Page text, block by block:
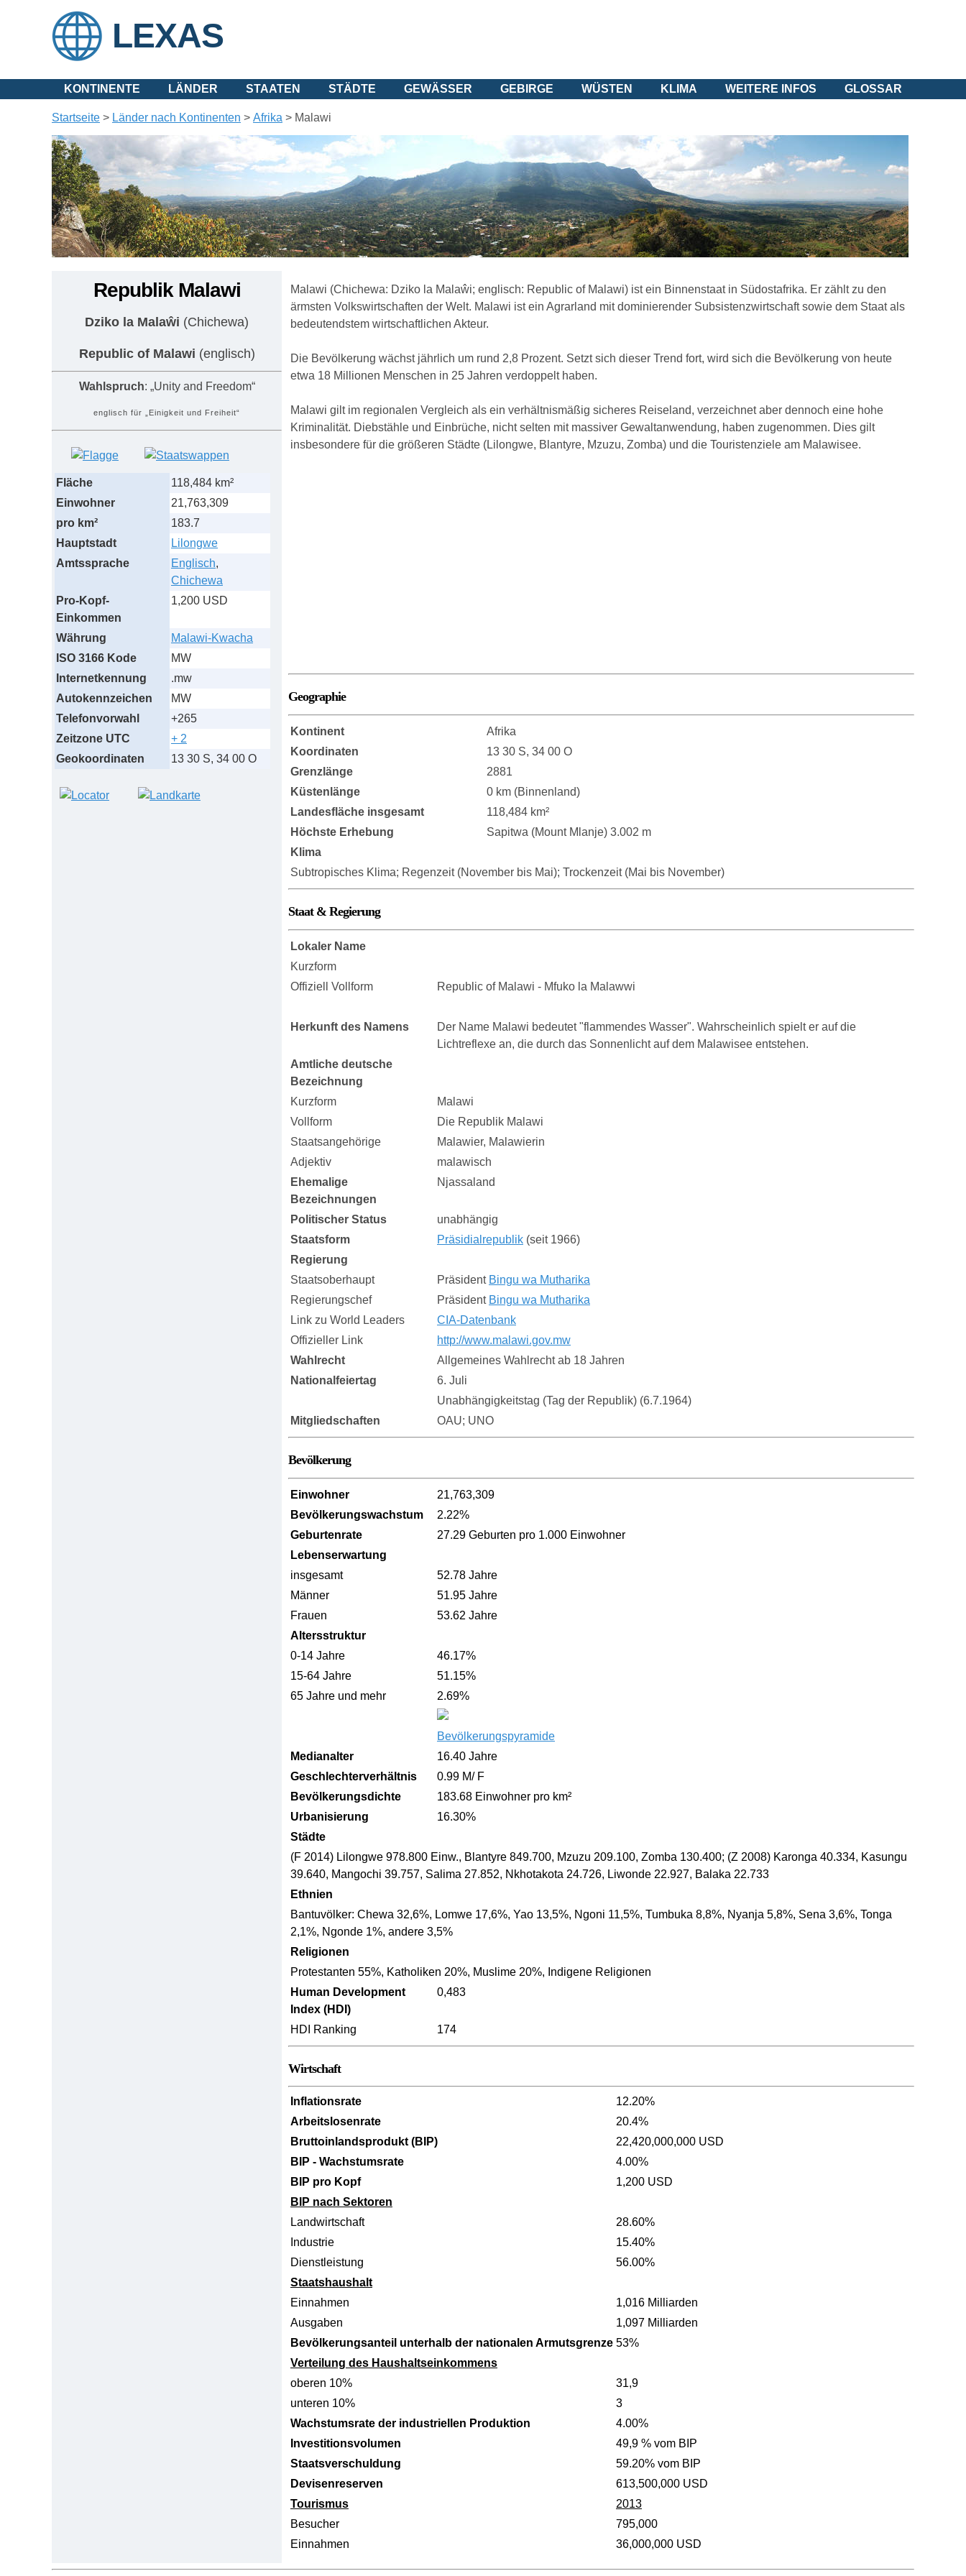
LEXAS
KONTINENTE LÄNDER STAATEN STÄDTE GEWÄSSER GEBIRGE WÜSTEN KLIMA WEITERE INFOS GLOSSAR
Startseite > Länder nach Kontinenten > Afrika > Malawi
Republik Malawi
Dziko la Malaŵi (Chichewa)
Republic of Malawi (englisch)
Wahlspruch: „Unity and Freedom“
englisch für „Einigkeit und Freiheit“
Fläche
118,484 km²
Einwohner
21,763,309
pro km²
183.7
Hauptstadt
Lilongwe
Amtssprache
Englisch,
Chichewa
Pro-Kopf-
Einkommen
1,200 USD
Währung
Malawi-Kwacha
ISO 3166 Kode
MW
Internetkennung
.mw
Autokennzeichen
MW
Telefonvorwahl
+265
Zeitzone UTC
+ 2
Geokoordinaten
13 30 S, 34 00 O
Malawi (Chichewa: Dziko la Malaŵi; englisch: Republic of Malawi) ist ein Binnenstaat in Südostafrika. Er zählt zu den
ärmsten Volkswirtschaften der Welt. Malawi ist ein Agrarland mit dominierender Subsistenzwirtschaft sowie dem Staat als
bedeutendstem wirtschaftlichen Akteur.
Die Bevölkerung wächst jährlich um rund 2,8 Prozent. Setzt sich dieser Trend fort, wird sich die Bevölkerung von heute
etwa 18 Millionen Menschen in 25 Jahren verdoppelt haben.
Malawi gilt im regionalen Vergleich als ein verhältnismäßig sicheres Reiseland, verzeichnet aber dennoch eine hohe
Kriminalität. Diebstähle und Einbrüche, nicht selten mit massiver Gewaltanwendung, haben zugenommen. Dies gilt
insbesondere für die größeren Städte (Lilongwe, Blantyre, Mzuzu, Zomba) und die Touristenziele am Malawisee.
Geographie
Kontinent
Afrika
Koordinaten
13 30 S, 34 00 O
Grenzlänge
2881
Küstenlänge
0 km (Binnenland)
Landesfläche insgesamt
118,484 km²
Höchste Erhebung
Sapitwa (Mount Mlanje) 3.002 m
Klima
Subtropisches Klima; Regenzeit (November bis Mai); Trockenzeit (Mai bis November)
Staat & Regierung
Lokaler Name
Kurzform
Offiziell Vollform
Republic of Malawi - Mfuko la Malawwi
Herkunft des Namens
Der Name Malawi bedeutet "flammendes Wasser". Wahrscheinlich spielt er auf die
Lichtreflexe an, die durch das Sonnenlicht auf dem Malawisee entstehen.
Amtliche deutsche
Bezeichnung
Kurzform
Malawi
Vollform
Die Republik Malawi
Staatsangehörige
Malawier, Malawierin
Adjektiv
malawisch
Ehemalige
Bezeichnungen
Njassaland
Politischer Status
unabhängig
Staatsform
Präsidialrepublik (seit 1966)
Regierung
Staatsoberhaupt
Präsident Bingu wa Mutharika
Regierungschef
Präsident Bingu wa Mutharika
Link zu World Leaders
CIA-Datenbank
Offizieller Link
http://www.malawi.gov.mw
Wahlrecht
Allgemeines Wahlrecht ab 18 Jahren
Nationalfeiertag
6. Juli
Unabhängigkeitstag (Tag der Republik) (6.7.1964)
Mitgliedschaften
OAU; UNO
Bevölkerung
Einwohner
21,763,309
Bevölkerungswachstum
2.22%
Geburtenrate
27.29 Geburten pro 1.000 Einwohner
Lebenserwartung
insgesamt
52.78 Jahre
Männer
51.95 Jahre
Frauen
53.62 Jahre
Altersstruktur
0-14 Jahre
46.17%
15-64 Jahre
51.15%
65 Jahre und mehr
2.69%
Bevölkerungspyramide
Medianalter
16.40 Jahre
Geschlechterverhältnis
0.99 M/ F
Bevölkerungsdichte
183.68 Einwohner pro km²
Urbanisierung
16.30%
Städte
(F 2014) Lilongwe 978.800 Einw., Blantyre 849.700, Mzuzu 209.100, Zomba 130.400; (Z 2008) Karonga 40.334, Kasungu
39.640, Mangochi 39.757, Salima 27.852, Nkhotakota 24.726, Liwonde 22.927, Balaka 22.733
Ethnien
Bantuvölker: Chewa 32,6%, Lomwe 17,6%, Yao 13,5%, Ngoni 11,5%, Tumbuka 8,8%, Nyanja 5,8%, Sena 3,6%, Tonga
2,1%, Ngonde 1%, andere 3,5%
Religionen
Protestanten 55%, Katholiken 20%, Muslime 20%, Indigene Religionen
Human Development
Index (HDI)
0,483
HDI Ranking 174
Wirtschaft
Inflationsrate
12.20%
Arbeitslosenrate
20.4%
Bruttoinlandsprodukt (BIP)
22,420,000,000 USD
BIP - Wachstumsrate
4.00%
BIP pro Kopf
1,200 USD
BIP nach Sektoren
Landwirtschaft
28.60%
Industrie
15.40%
Dienstleistung
56.00%
Staatshaushalt
Einnahmen
1,016 Milliarden
Ausgaben
1,097 Milliarden
Bevölkerungsanteil unterhalb der nationalen Armutsgrenze 53%
Verteilung des Haushaltseinkommens
oberen 10%
31,9
unteren 10%
3
Wachstumsrate der industriellen Produktion
4.00%
Investitionsvolumen
49,9 % vom BIP
Staatsverschuldung
59.20% vom BIP
Devisenreserven
613,500,000 USD
Tourismus
2013
Besucher
795,000
Einnahmen
36,000,000 USD